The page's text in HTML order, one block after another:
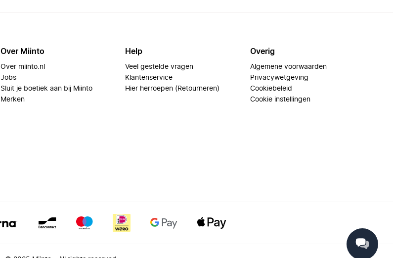
Over Miinto
Over miinto.nl
Jobs
Sluit je boetiek aan bij Miinto
Merken
Help
Veel gestelde vragen
Klantenservice
Hier herroepen (Retourneren)
Overig
Algemene voorwaarden
Privacywetgeving
Cookiebeleid
Cookie instellingen